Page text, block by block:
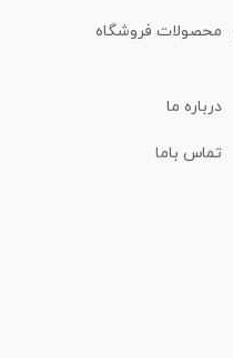
محصولات فروشگاه
درباره ما
تماس باما